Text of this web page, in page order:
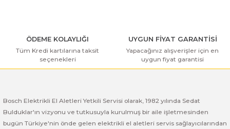
Bosch GSB 14,4-2-LI
Bosch GSB 140-LI
Bosch PBH 2100 RE
Bosch PBH 3000-2 FRE
Bosch GWS 750
Bosch GWS 8-115
ÖDEME KOLAYLIĞI
Tüm Kredi kartılarına taksit
seçenekleri
UYGUN FİYAT GARANTİSİ
Yapacağınız alışverişler için en
uygun fiyat garantisi
Bosch Elektrikli El Aletleri Yetkili Servisi olarak, 1982 yılında Sedat
Bulduklar'ın vizyonu ve tutkusuyla kurulmuş bir aile işletmesinden
bugün Türkiye'nin önde gelen elektrikli el aletleri servis sağlayıcılarından